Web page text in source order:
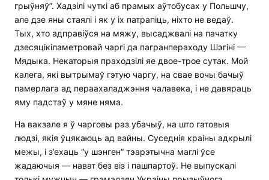
грыўняў”. Хадзілі чуткі аб прамых аўтобусах у Польшчу,
але дзе яны стаялі і як у іх патрапіць, ніхто не ведаў.
Тых, хто адправіўся на мяжу, высаджвалі на пачатку
дзесяцікіламетровай чаргі да пагранпераходу Шэгіні —
Мядыка. Некаторыя праходзілі яе двое-трое сутак. Мой
калега, які вытрымаў гэтую чаргу, на свае вочы бачыў
памерлага ад пераахаладжэння чалавека, і не давяраць
яму падстаў у мяне няма.
На вакзале я ў чарговы раз убачыў, на што гатовыя
людзі, якія ўцякаюць ад вайны. Суседнія краіны адкрылі
межы, і з’ехаць “у шэнген” тэарэтычна маглі ўсе
жадаючыя — нават без віз і пашпартоў. Не выпускалі